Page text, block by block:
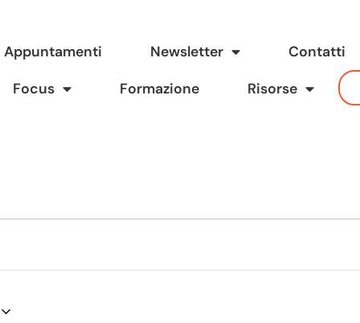
Appuntamenti Newsletter Contatti
Focus Formazione Risorse